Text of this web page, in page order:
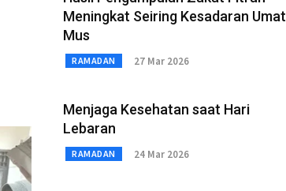
Meningkat Seiring Kesadaran Umat
Mus
RAMADAN 27 Mar 2026
Menjaga Kesehatan saat Hari
Lebaran
RAMADAN 24 Mar 2026